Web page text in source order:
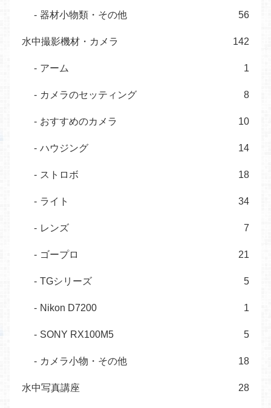
器材小物類・その他 56
水中撮影機材・カメラ 142
アーム 1
カメラのセッティング 8
おすすめのカメラ 10
ハウジング 14
ストロボ 18
ライト 34
レンズ 7
ゴープロ 21
TGシリーズ 5
Nikon D7200 1
SONY RX100M5 5
カメラ小物・その他 18
水中写真講座 28